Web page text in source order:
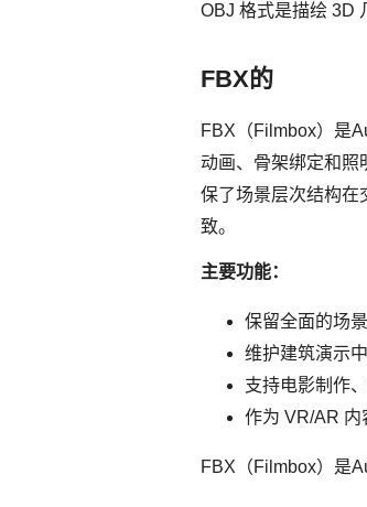
OBJ 格式是描绘 3D
FBX的
FBX（Filmbox）是
动画、骨架绑定和照
保了场景层次结构在
致。
主要功能：
保留全面的场
维护建筑演示
支持电影制作
作为 VR/AR 内
FBX（Filmbox）是